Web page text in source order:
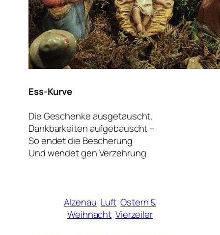
Ess-Kurve
Die Geschenke ausgetauscht,
Dankbarkeiten aufgebauscht –
So endet die Bescherung
Und wendet gen Verzehrung.
Alzenau Luft Ostern &
Weihnacht Vierzeiler